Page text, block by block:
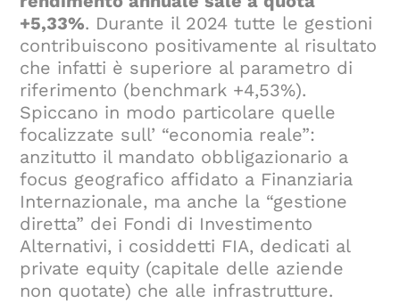
+5,33%. Durante il 2024 tutte le gestioni
contribuiscono positivamente al risultato
che infatti è superiore al parametro di
riferimento (benchmark +4,53%).
Spiccano in modo particolare quelle
focalizzate sull’ “economia reale”:
anzitutto il mandato obbligazionario a
focus geografico affidato a Finanziaria
Internazionale, ma anche la “gestione
diretta” dei Fondi di Investimento
Alternativi, i cosiddetti FIA, dedicati al
private equity (capitale delle aziende
non quotate) che alle infrastrutture.